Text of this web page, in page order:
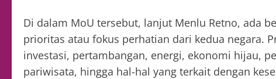
Di dalam MoU tersebut, lanjut Menlu Retno, ada
prioritas atau fokus perhatian dari kedua negara.
investasi, pertambangan, energi, ekonomi hijau,
pariwisata, hingga hal-hal yang terkait dengan